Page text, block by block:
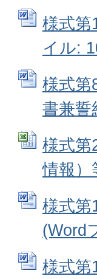
様式第
イル:
様式第
書兼誓
様式第
情報）
様式第
(Word
様式第